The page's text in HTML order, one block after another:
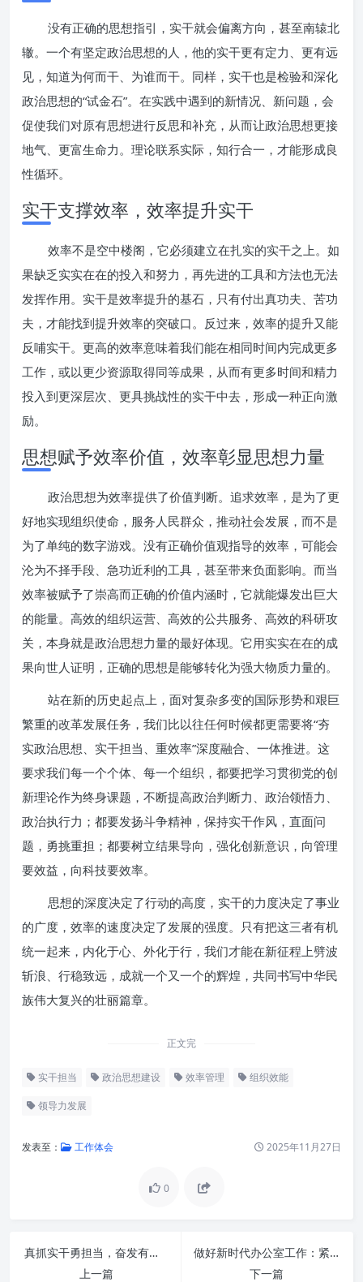
没有正确的思想指引，实干就会偏离方向，甚至南辕北
辙。一个有坚定政治思想的人，他的实干更有定力、更有远
见，知道为何而干、为谁而干。同样，实干也是检验和深化
政治思想的“试金石”。在实践中遇到的新情况、新问题，会
促使我们对原有思想进行反思和补充，从而让政治思想更接
地气、更富生命力。理论联系实际，知行合一，才能形成良
性循环。
实干支撑效率，效率提升实干
效率不是空中楼阁，它必须建立在扎实的实干之上。如
果缺乏实实在在的投入和努力，再先进的工具和方法也无法
发挥作用。实干是效率提升的基石，只有付出真功夫、苦功
夫，才能找到提升效率的突破口。反过来，效率的提升又能
反哺实干。更高的效率意味着我们能在相同时间内完成更多
工作，或以更少资源取得同等成果，从而有更多时间和精力
投入到更深层次、更具挑战性的实干中去，形成一种正向激
励。
思想赋予效率价值，效率彰显思想力量
政治思想为效率提供了价值判断。追求效率，是为了更
好地实现组织使命，服务人民群众，推动社会发展，而不是
为了单纯的数字游戏。没有正确价值观指导的效率，可能会
沦为不择手段、急功近利的工具，甚至带来负面影响。而当
效率被赋予了崇高而正确的价值内涵时，它就能爆发出巨大
的能量。高效的组织运营、高效的公共服务、高效的科研攻
关，本身就是政治思想力量的最好体现。它用实实在在的成
果向世人证明，正确的思想是能够转化为强大物质力量的。
站在新的历史起点上，面对复杂多变的国际形势和艰巨
繁重的改革发展任务，我们比以往任何时候都更需要将“夯
实政治思想、实干担当、重效率”深度融合、一体推进。这
要求我们每一个个体、每一个组织，都要把学习贯彻党的创
新理论作为终身课题，不断提高政治判断力、政治领悟力、
政治执行力；都要发扬斗争精神，保持实干作风，直面问
题，勇挑重担；都要树立结果导向，强化创新意识，向管理
要效益，向科技要效率。
思想的深度决定了行动的高度，实干的力度决定了事业
的广度，效率的速度决定了发展的强度。只有把这三者有机
统一起来，内化于心、外化于行，我们才能在新征程上劈波
斩浪、行稳致远，成就一个又一个的辉煌，共同书写中华民
族伟大复兴的壮丽篇章。
正文完
实干担当 政治思想建设 效率管理 组织效能
领导力发展
发表至： 工作体会 2025年11月27日
0
真抓实干勇担当，奋发有为促发展：新时代高质量发展的核心引擎
上一篇
做好新时代办公室工作：紧握“三根针”，激活核心生产力
下一篇